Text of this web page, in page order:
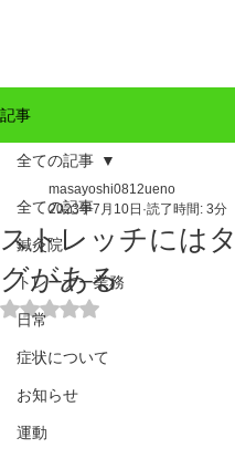
記事
全ての記事
鍼灸院
トレーナー業務
日常
症状について
お知らせ
運動
全ての記事
ストレッチには
グがある
masayoshi0812ueno
2023年7月10日 読了時間: 3分
5つ星のうちNaNと評価さ